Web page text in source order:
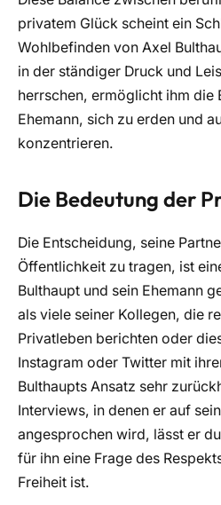
privatem Glück scheint ein
Wohlbefinden von Axel
in der ständiger Druck und
herrschen, ermöglicht ihm die
Ehemann, sich zu erden und
konzentrieren.
Die Bedeutung der
Die Entscheidung, seine
Öffentlichkeit zu tragen, ist
Bulthaupt und sein Ehemann
als viele seiner Kollegen, die
Privatleben berichten oder
Instagram oder Twitter mit
Bulthaupts Ansatz sehr
Interviews, in denen er auf
angesprochen wird, lässt er
für ihn eine Frage des
Freiheit ist.